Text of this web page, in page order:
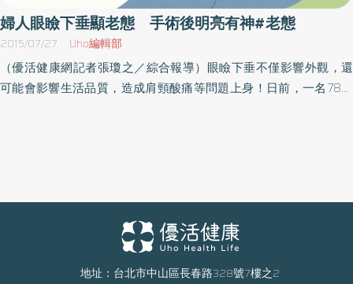
婦人眼瞼下垂顯老態 手術後明亮有神#老態
2015/07/27 Uho編輯部
（優活健康網記者張瓊之／綜合報導）眼瞼下垂不僅影響外觀，還
可能會影響生活品質，造成肩頸酸痛等問題上身！日前，一名78歲
因，有提眼肌退化及提眼肌筋膜附著點脫離，主要發生在50歲以
上，但近年來手機及電腦的使用盛行，低頭族的退化性病變已悄然
提早在40多歲發生。眼瞼下垂並非單純的眼皮鬆弛，而是整體上眼
地址：台北市中山區長春路328號7樓之2